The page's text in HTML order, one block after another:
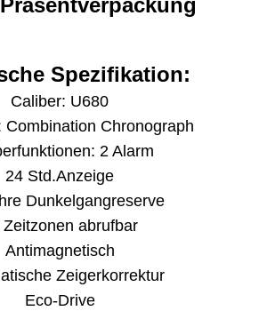
Spezifikation:
Caliber: U680
Combination Chronograph
2 Alarm
24 Std.Anzeige
Dunkelgangreserve
Zeitzonen abrufbar
Antimagnetisch
Zeigerkorrektur
Eco-Drive